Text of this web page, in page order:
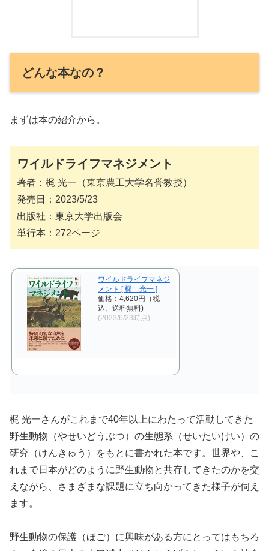
どんな本なの？
まずは本の紹介から。
ワイルドライフマネジメント
著者：梶 光一（東京農工大学名誉教授）
発売日：2023/5/23
出版社：東京大学出版会
単行本：272ページ
ワイルドライフマネジ
メント [ 梶 光一 ]
価格：4,620円（税
込、送料無料)
(2023/6/23時点)
梶 光一さんがこれまで40年以上にわたって活動してきた
野生動物（やせいどうぶつ）の生態系（せいたいけい）の
研究（けんきゅう）をもとに書かれた本です。世界や、こ
れまで日本がどのように野生動物と共存してきたのかを交
えながら、さまざまな課題に立ち向かってきた様子が伺え
ます。
野生動物の保護（ほご）に興味がある方にとってはもちろ